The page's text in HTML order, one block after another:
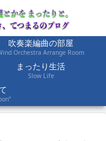
吹奏楽編曲の部屋
Orchestra Arrange Room
まったり生活
Slow Life